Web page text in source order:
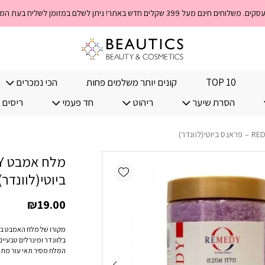
TOP 10 קונים יותר משלמים פחות הכי נמכרים
הסרת שיער ריהוט חד פעמי
₪19.00
מקורו של מלח האמבט
בלוונדר ומינרלים
המלח מסיר תאי עור
Add wishlist